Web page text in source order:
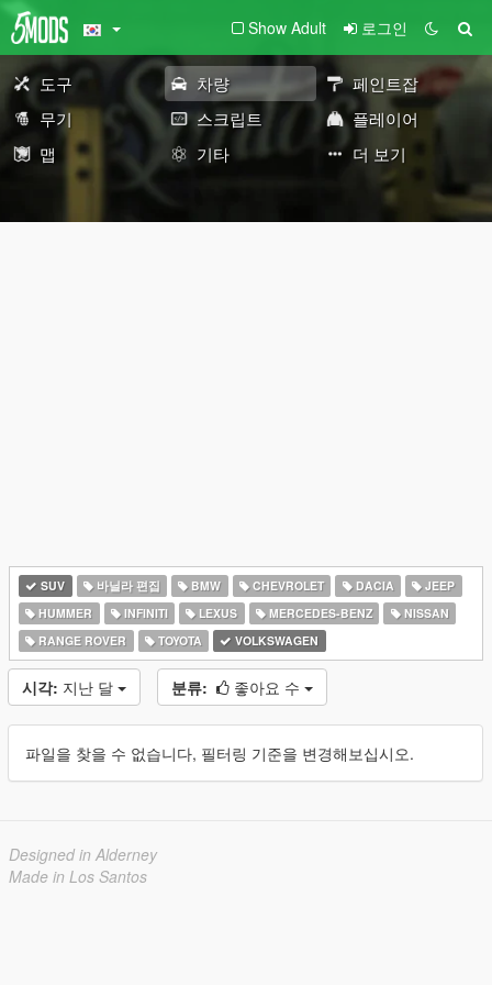
Show Adult 로그인
도구 차량
페인트잡
무기
스크립트
플레이어
맵
기타 더 보기
SUV 바닐라 편집 BMW CHEVROLET DACIA
JEEP
HUMMER
INFINITI LEXUS MERCEDES-BENZ
NISSAN
RANGE ROVER
TOYOTA VOLKSWAGEN
시각: 지난 달 분류: 좋아요 수
파일을 찾을 수 없습니다, 필터링 기준을 변경해보십시오.
Designed in Alderney
Made in Los Santos